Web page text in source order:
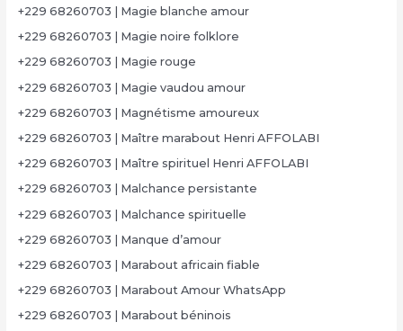
+229 68260703 | Magie blanche amour
+229 68260703 | Magie noire folklore
+229 68260703 | Magie rouge
+229 68260703 | Magie vaudou amour
+229 68260703 | Magnétisme amoureux
+229 68260703 | Maître marabout Henri AFFOLABI
+229 68260703 | Maître spirituel Henri AFFOLABI
+229 68260703 | Malchance persistante
+229 68260703 | Malchance spirituelle
+229 68260703 | Manque d’amour
+229 68260703 | Marabout africain fiable
+229 68260703 | Marabout Amour WhatsApp
+229 68260703 | Marabout béninois